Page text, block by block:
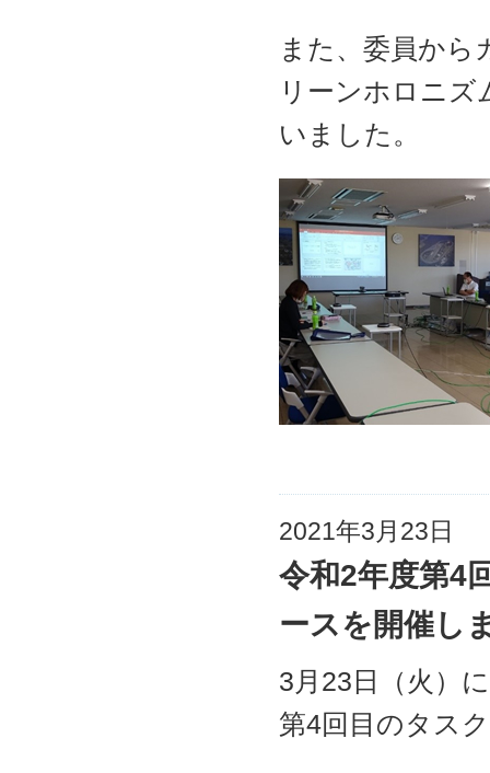
また、委員から
リーンホロニズ
いました。
2021年3月23日
令和2年度第4
ースを開催し
3月23日（火）
第4回目のタス